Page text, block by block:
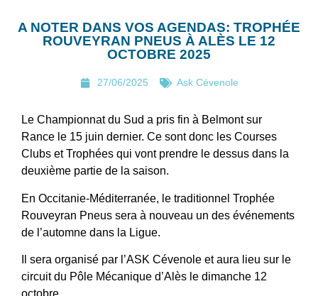
A NOTER DANS VOS AGENDAS: TROPHÉE
ROUVEYRAN PNEUS À ALÈS LE 12
OCTOBRE 2025
27/06/2025 Ask Cévenole
Le Championnat du Sud a pris fin à Belmont sur
Rance le 15 juin dernier. Ce sont donc les Courses
Clubs et Trophées qui vont prendre le dessus dans la
deuxième partie de la saison.
En Occitanie-Méditerranée, le traditionnel Trophée
Rouveyran Pneus sera à nouveau un des événements
de l’automne dans la Ligue.
Il sera organisé par l’ASK Cévenole et aura lieu sur le
circuit du Pôle Mécanique d’Alès le dimanche 12
octobre.